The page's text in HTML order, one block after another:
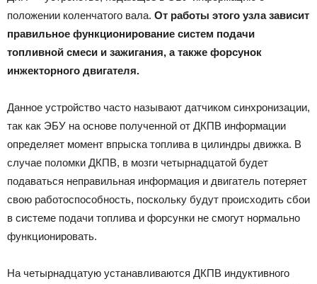
положении коленчатого вала. От работы этого узла зависит
правильное функционирование систем подачи
топливной смеси и зажигания, а также форсунок
инжекторного двигателя.
Данное устройство часто называют датчиком синхронизации,
так как ЭБУ на основе полученной от ДКПВ информации
определяет момент впрыска топлива в цилиндры движка. В
случае поломки ДКПВ, в мозги четырнадцатой будет
подаваться неправильная информация и двигатель потеряет
свою работоспособность, поскольку будут происходить сбои
в системе подачи топлива и форсунки не смогут нормально
функционировать.
На четырнадцатую устанавливаются ДКПВ индуктивного